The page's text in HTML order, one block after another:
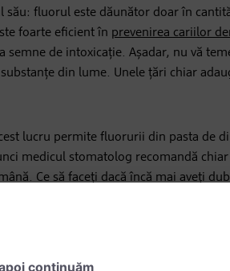
său: fluorul este dăunător doar în
foarte eficient în prevenirea cariilor
de intoxicație. Așadar, nu vă
din lume. Unele țări chiar
lucru permite fluorurii din pasta de
medicul stomatolog recomandă chiar
Ce să faceți dacă încă mai aveți
produse nu sunt recomandate,